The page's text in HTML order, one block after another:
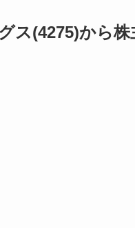
ス(4275)から株